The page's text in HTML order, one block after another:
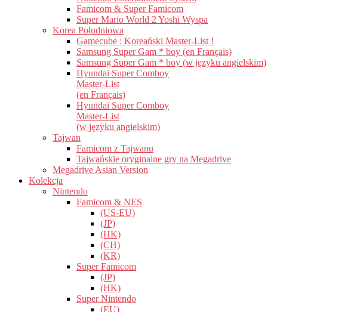
Famicom & Super Famicom
Super Mario World 2 Yoshi Wyspa
Korea Południowa
Gamecube : Koreański Master-List !
Samsung Super Gam * boy (en Français)
Samsung Super Gam * boy (w języku angielskim)
Hyundai Super Comboy
Master-List
(en Français)
Hyundai Super Comboy
Master-List
(w języku angielskim)
Tajwan
Famicom z Tajwanu
Tajwańskie oryginalne gry na Megadrive
Megadrive Asian Version
Kolekcja
Nintendo
Famicom & NES
(US-EU)
(JP)
(HK)
(CH)
(KR)
Super Famicom
(JP)
(HK)
Super Nintendo
(EU)